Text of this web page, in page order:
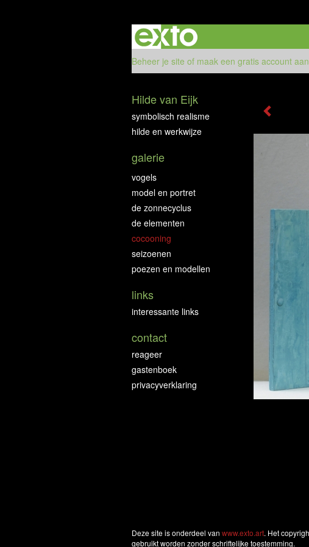
Beheer je site of maak een gratis account aan
Hilde van Eijk
symbolisch realisme
hilde en werkwijze
galerie
vogels
model en portret
de zonnecyclus
de elementen
cocooning
seizoenen
poezen en modellen
links
interessante links
contact
reageer
gastenboek
privacyverklaring
Deze site is onderdeel van www.exto.art. Het
gebruikt worden zonder schriftelijke toestemming.